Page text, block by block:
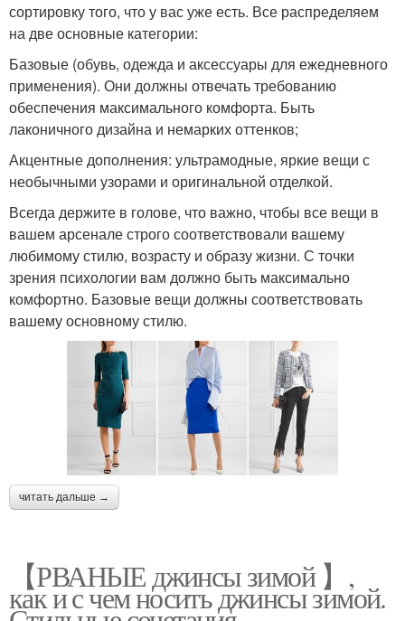
сортировку того, что у вас уже есть. Все распределяем
на две основные категории:
Базовые (обувь, одежда и аксессуары для ежедневного
применения). Они должны отвечать требованию
обеспечения максимального комфорта. Быть
лаконичного дизайна и немарких оттенков;
Акцентные дополнения: ультрамодные, яркие вещи с
необычными узорами и оригинальной отделкой.
Всегда держите в голове, что важно, чтобы все вещи в
вашем арсенале строго соответствовали вашему
любимому стилю, возрасту и образу жизни. С точки
зрения психологии вам должно быть максимально
комфортно. Базовые вещи должны соответствовать
вашему основному стилю.
читать дальше →
【РВАНЫЕ джинсы зимой 】,
как и с чем носить джинсы зимой.